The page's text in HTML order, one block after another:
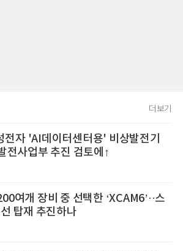
더보기
전자 'AI데이터센터용' 비상발전기
전사업부 추진 검토에↑
여개 장비 중 선택한 ‘XCAM6’··스
탑재 추진하나